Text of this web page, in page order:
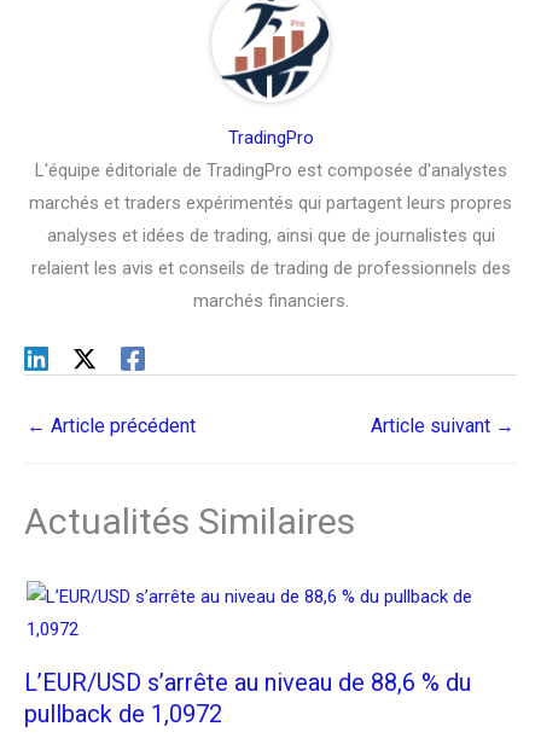
TradingPro
L'équipe éditoriale de TradingPro est composée d'analystes
marchés et traders expérimentés qui partagent leurs propres
analyses et idées de trading, ainsi que de journalistes qui
relaient les avis et conseils de trading de professionnels des
marchés financiers.
← Article précédent Article suivant →
Actualités Similaires
L’EUR/USD s’arrête au niveau de 88,6 % du
pullback de 1,0972